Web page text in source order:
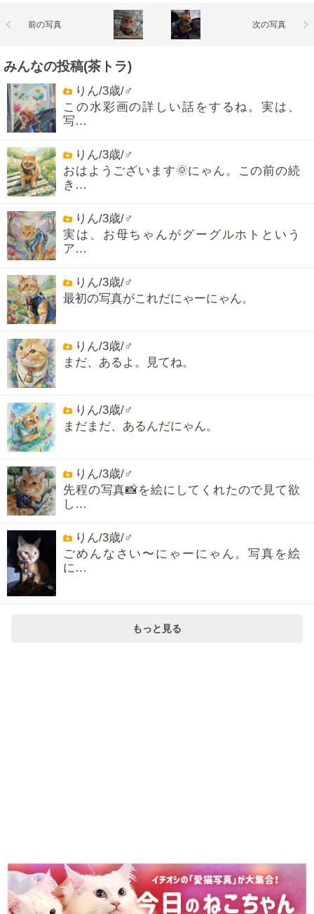
前の写真 次の写真
みんなの投稿(茶トラ)
りん/3歳/♂
この水彩画の詳しい話をするね。実は、
写…
りん/3歳/♂
おはようございます🌞にゃん。この前の続
き…
りん/3歳/♂
実は、お母ちゃんがグーグルホトという
ア…
りん/3歳/♂
最初の写真がこれだにゃーにゃん。
りん/3歳/♂
まだ、あるよ。見てね。
りん/3歳/♂
まだまだ、あるんだにゃん。
りん/3歳/♂
先程の写真📸を絵にしてくれたので見て欲
し…
りん/3歳/♂
ごめんなさい〜にゃーにゃん。写真を絵
に…
もっと見る